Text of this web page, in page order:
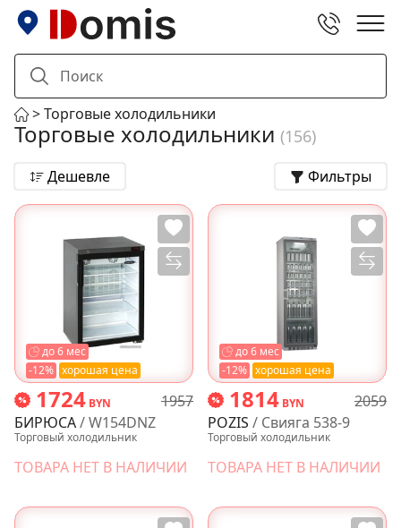
Торговые холодильники
Торговые холодильники (156)
Дешевле Фильтры
-12% хорошая цена
до 6 мес
1724 BYN
1957
БИРЮСА/ W154DNZ
Торговый холодильник
ТОВАРА НЕТ В НАЛИЧИИ
-12% хорошая цена
до 6 мес
1814 BYN
2059
POZIS / Свияга 538-9
Торговый холодильник
ТОВАРА НЕТ В НАЛИЧИИ